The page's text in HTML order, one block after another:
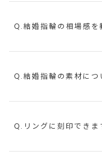
Q.結婚指輪の相場感を
Q.結婚指輪の素材につ
Q.リングに刻印できま